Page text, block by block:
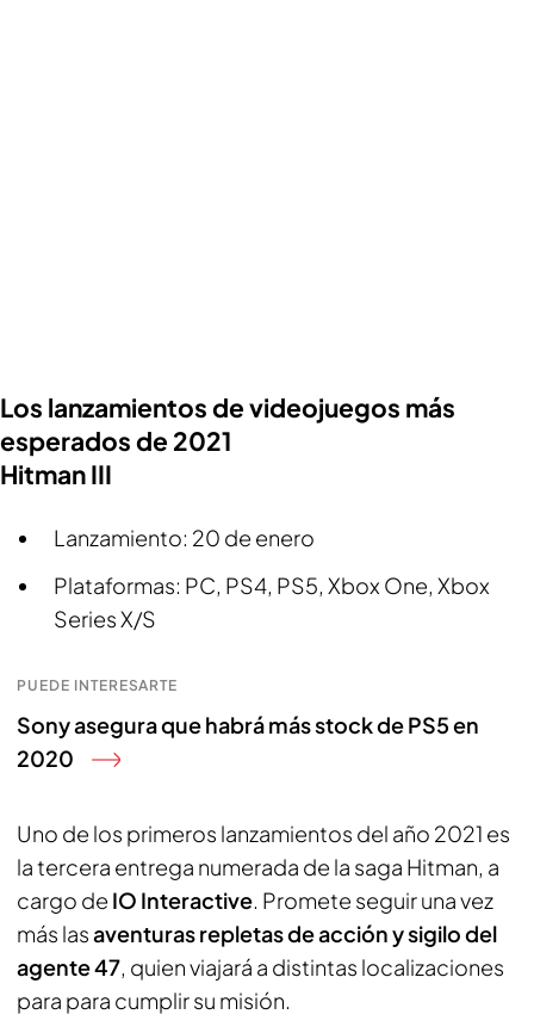
Los lanzamientos de videojuegos más
esperados de 2021
Hitman III
Lanzamiento: 20 de enero
Plataformas: PC, PS4, PS5, Xbox One, Xbox
Series X/S
PUEDE INTERESARTE
Sony asegura que habrá más stock de PS5 en
2020
Uno de los primeros lanzamientos del año 2021 es
la tercera entrega numerada de la saga Hitman, a
cargo de IO Interactive. Promete seguir una vez
más lasaventuras repletas de acción y sigilo del
agente 47, quien viajará a distintas localizaciones
para para cumplir su misión.